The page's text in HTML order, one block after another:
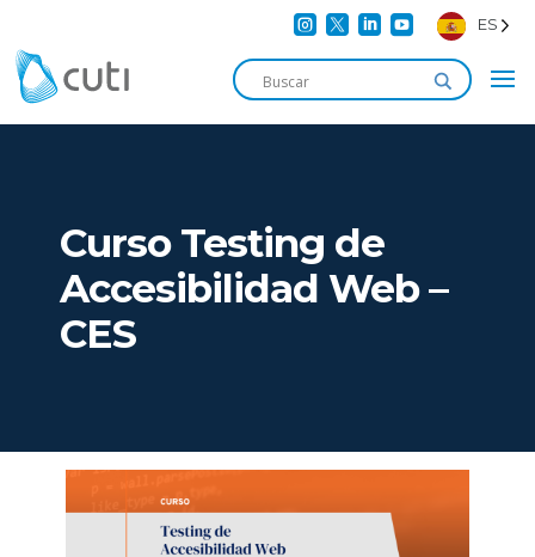
    ES
Curso Testing de
Accesibilidad Web –
CES